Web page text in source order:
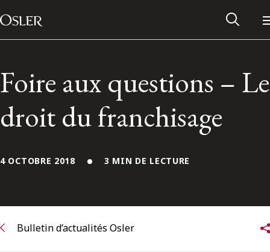
Passer au contenu
Main Navigation
Réseau des anciens d’Osler
Foire aux questions – Le
droit du franchisage
4 OCTOBRE 2018 3 MIN DE LECTURE
Bulletin d’actualités Osler